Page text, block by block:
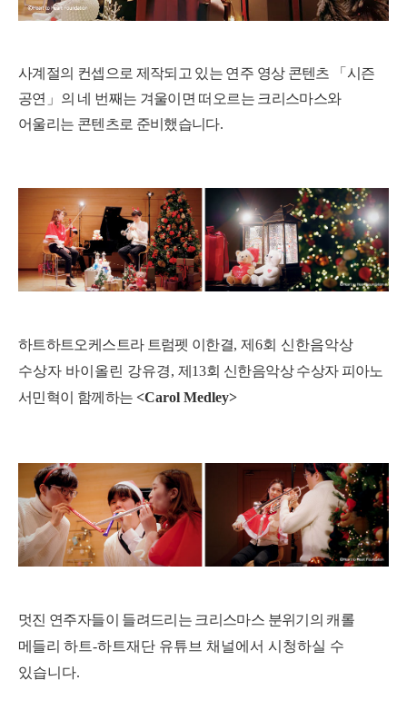
사계절의 컨셉으로 제작되고 있는 연주 영상 콘텐츠 「시즌
공연 」 의 네 번째는 겨울이면 떠오르는 크리스마스와
어울리는 콘텐츠로 준비했습니다.
하트하트오케스트라 트럼펫 이한결,제6회 신한음악상
수상자 바이올린 강유경, 제 13회 신한음악상 수상자 피아노
서민혁이 함께하는 <Carol Medley>
멋진 연주자들이 들려드리는 크리스마스 분위기의 캐롤
메들리 하트-하트재단 유튜브 채널에서 시청하실 수
있습니다.